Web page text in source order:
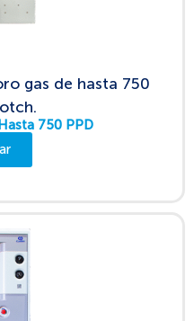
gas de hasta 750
750 PPD